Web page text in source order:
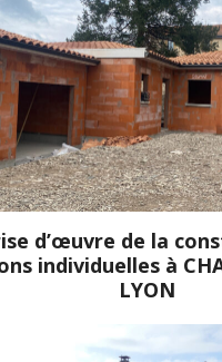
d’œuvre de la
individuelles à
LYON